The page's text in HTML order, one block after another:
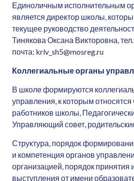
Единоличным исполнительным
является директор школы,
текущее руководство
Тинякова Оксана Викторовна,
почта: krlv_sh5@mosreg.ru
Коллегиальные органы
В школе формируются
управления, к которым
работников школы,
Управляющий совет,
Структура, порядок
и компетенция органов
организацией, порядок
выступления от имени